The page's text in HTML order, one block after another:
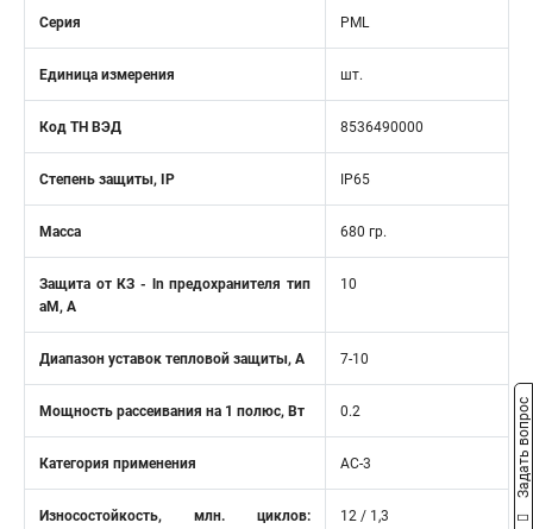
Серия PML
Единица измерения шт.
Код ТН ВЭД 8536490000
Степень защиты, IP IP65
Масса 680 гр.
Защита от КЗ - ln предохранителя тип
aM, А
10
Диапазон уставок тепловой защиты, А 7-10
Мощность рассеивания на 1 полюс, Вт 0.2
Категория применения AC-3
Износостойкость, млн. циклов:
12 / 1,3
Задать вопрос